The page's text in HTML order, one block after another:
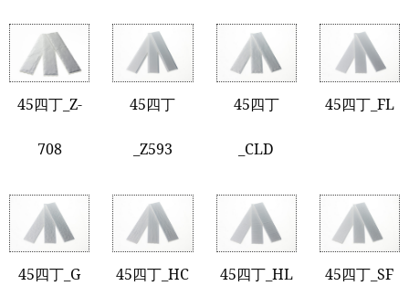
45四丁_Z-
708
45四丁
_Z593
45四丁
_CLD
45四丁_FL
45四丁_G 45四丁_HC 45四丁_HL 45四丁_SF